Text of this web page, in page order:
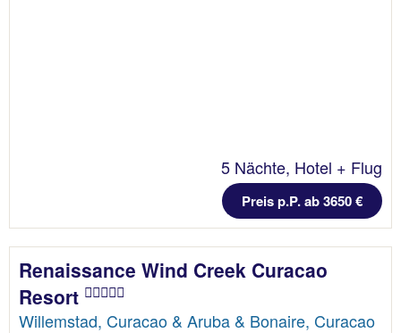
5 Nächte, Hotel + Flug
Preis p.P. ab 3650 €
Renaissance Wind Creek Curacao
Resort
Willemstad, Curacao & Aruba & Bonaire, Curacao